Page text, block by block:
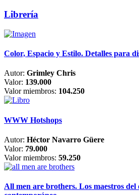
Librería
Color, Espacio y Estilo. Detalles para
Autor: Grimley Chris
Valor: 139.000
Valor miembros: 104.250
WWW Hotshops
Autor: Héctor Navarro Güere
Valor: 79.000
Valor miembros: 59.250
All men are brothers. Los maestros del